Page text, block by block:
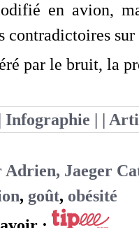
en avion,
contradictoires sur
par le bruit, la
Infographie | |
Adrien, Jaeger
, goût, obésité